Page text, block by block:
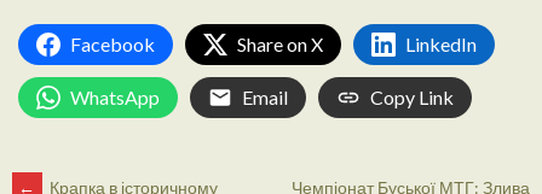
Facebook Share on X LinkedIn
WhatsApp Email Copy Link
← Крапка в історичному Чемпіонат Буської МТГ: Злива